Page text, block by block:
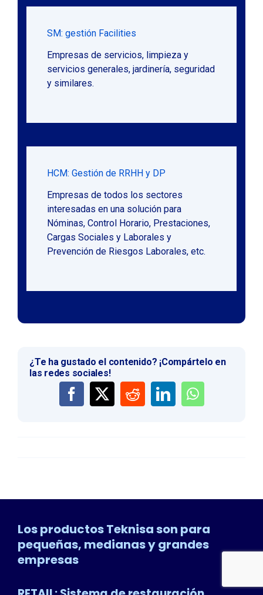
SM: gestión Facilities
Empresas de servicios, limpieza y
servicios generales, jardinería, seguridad
y similares.
HCM: Gestión de RRHH y DP
Empresas de todos los sectores
interesadas en una solución para
Nóminas, Control Horario, Prestaciones,
Cargas Sociales y Laborales y
Prevención de Riesgos Laborales, etc.
¿Te ha gustado el contenido? ¡Compártelo en
las redes sociales!
Los productos Teknisa son para
pequeñas, medianas y grandes
empresas